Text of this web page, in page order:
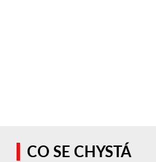
CO SE CHYSTÁ